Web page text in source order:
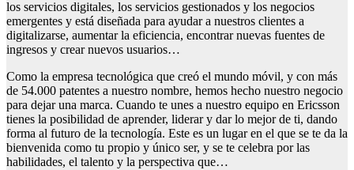
los servicios digitales, los servicios gestionados y los negocios
emergentes y está diseñada para ayudar a nuestros clientes a
digitalizarse, aumentar la eficiencia, encontrar nuevas fuentes de
ingresos y crear nuevos usuarios…
Como la empresa tecnológica que creó el mundo móvil, y con más
de 54.000 patentes a nuestro nombre, hemos hecho nuestro negocio
para dejar una marca. Cuando te unes a nuestro equipo en Ericsson
tienes la posibilidad de aprender, liderar y dar lo mejor de ti, dando
forma al futuro de la tecnología. Este es un lugar en el que se te da la
bienvenida como tu propio y único ser, y se te celebra por las
habilidades, el talento y la perspectiva que…